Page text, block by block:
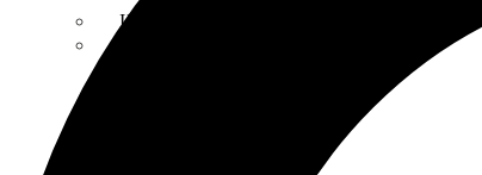
INSCRIPCIONES